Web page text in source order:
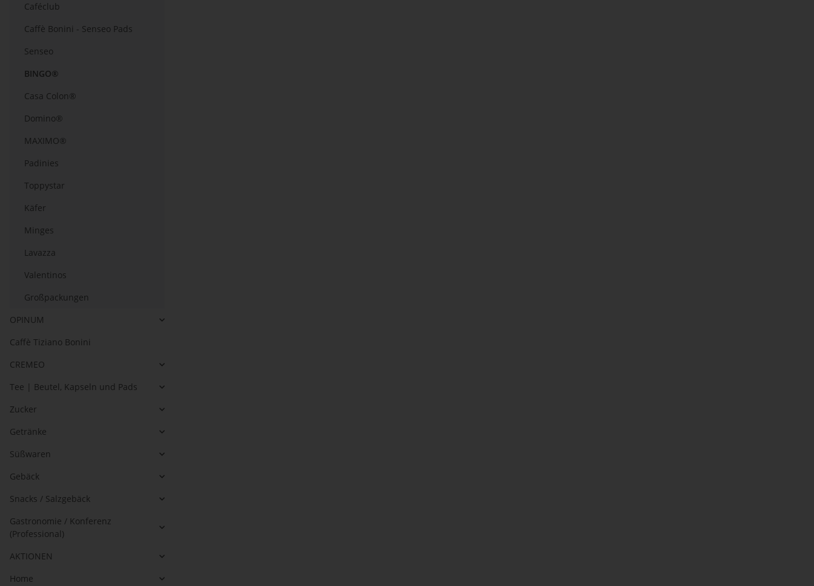
Caféclub
Caffè Bonini - Senseo Pads
Senseo
BINGO®
Casa Colon®
Domino®
MAXIMO®
Padinies
Toppystar
Käfer
Minges
Lavazza
Valentinos
Großpackungen
OPINUM
Caffè Tiziano Bonini
CREMEO
Tee | Beutel, Kapseln und Pads
Zucker
Getränke
Süßwaren
Gebäck
Snacks / Salzgebäck
Gastronomie / Konferenz
(Professional)
AKTIONEN
Home